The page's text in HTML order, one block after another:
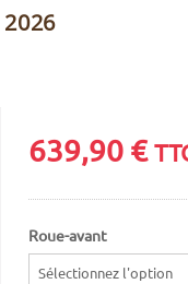
2026
639,90€
Roue-avant
Sélectionnez l'option